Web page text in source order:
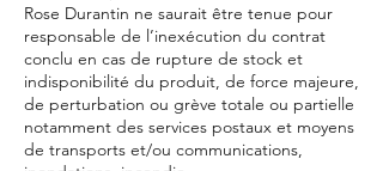
Rose Durantin ne saurait être tenue pour
responsable de l’inexécution du contrat
conclu en cas de rupture de stock et
indisponibilité du produit, de force majeure,
de perturbation ou grève totale ou partielle
notamment des services postaux et moyens
de transports et/ou communications,